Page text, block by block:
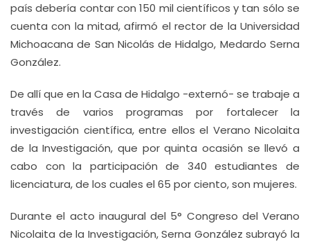
país debería contar con 150 mil científicos y tan sólo se
cuenta con la mitad, afirmó el rector de la Universidad
Michoacana de San Nicolás de Hidalgo, Medardo Serna
González.
De allí que en la Casa de Hidalgo -externó- se trabaje a
través de varios programas por fortalecer la
investigación científica, entre ellos el Verano Nicolaita
de la Investigación, que por quinta ocasión se llevó a
cabo con la participación de 340 estudiantes de
licenciatura, de los cuales el 65 por ciento, son mujeres.
Durante el acto inaugural del 5° Congreso del Verano
Nicolaita de la Investigación, Serna González subrayó la